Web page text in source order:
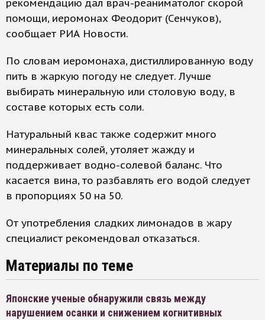
рекомендацию дал врач-реаниматолог скорой
помощи, иеромонах Феодорит (Сенчуков),
сообщает РИА Новости.
По словам иеромонаха, дистиллированную воду
пить в жаркую погоду не следует. Лучше
выбирать минеральную или столовую воду, в
составе которых есть соли.
Натуральный квас также содержит много
минеральных солей, утоляет жажду и
поддерживает водно-солевой баланс. Что
касается вина, то разбавлять его водой следует
в пропорциях 50 на 50.
От употребления сладких лимонадов в жару
специалист рекомендовал отказаться.
Материалы по теме
Японские ученые обнаружили связь между
нарушением осанки и снижением когнитивных